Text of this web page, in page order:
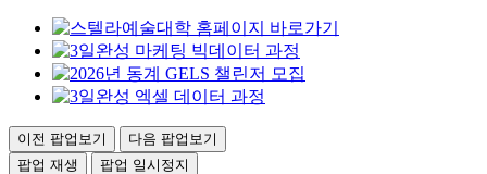
이전 팝업보기
다음 팝업보기
팝업 재생
팝업 일시정지